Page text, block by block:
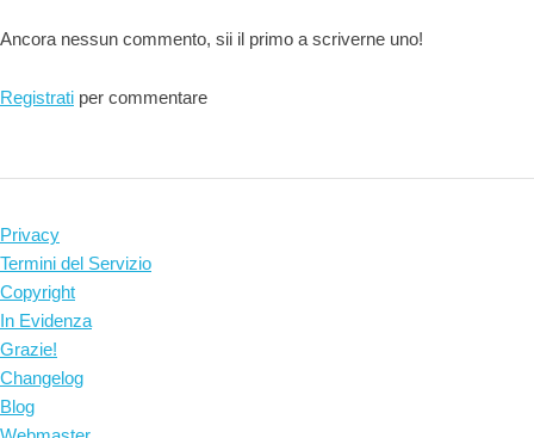
Ancora nessun commento, sii il primo a scriverne uno!
Registrati per commentare
Privacy
Termini del Servizio
Copyright
In Evidenza
Grazie!
Changelog
Blog